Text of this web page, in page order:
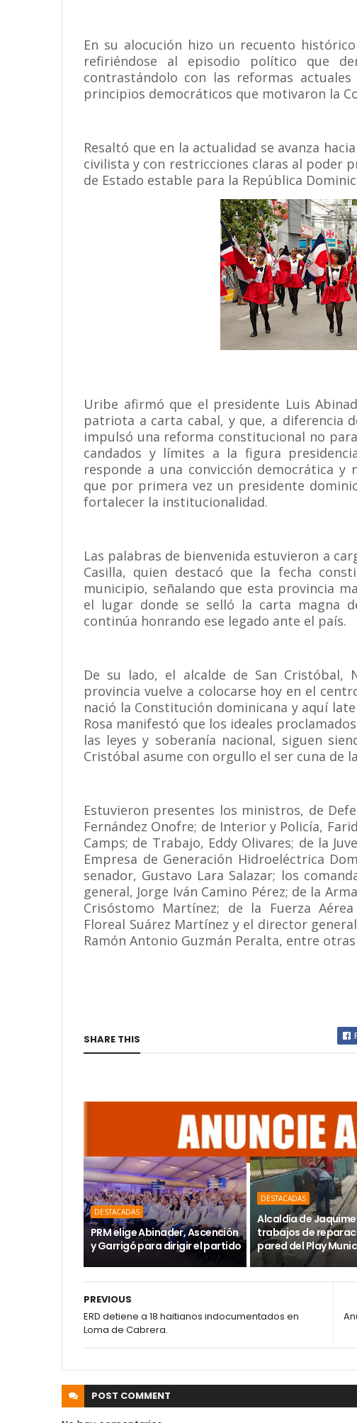
En su alocución hizo un recuento
refiriéndose al episodio político que
contrastándolo con las reformas
principios democráticos que motivaron la
Resaltó que en la actualidad se avanza
civilista y con restricciones claras al poder
de Estado estable para la República
Uribe afirmó que el presidente Luis
patriota a carta cabal, y que, a diferencia
impulsó una reforma constitucional no
candados y límites a la figura
responde a una convicción democrática
que por primera vez un presidente
fortalecer la institucionalidad.
Las palabras de bienvenida estuvieron a
Casilla, quien destacó que la fecha
municipio, señalando que esta provincia
el lugar donde se selló la carta magna
continúa honrando ese legado ante el país.
De su lado, el alcalde de San Cristóbal,
provincia vuelve a colocarse hoy en el
nació la Constitución dominicana y aquí
Rosa manifestó que los ideales
las leyes y soberanía nacional, siguen
Cristóbal asume con orgullo el ser cuna de
Estuvieron presentes los ministros, de
Fernández Onofre; de Interior y Policía,
Camps; de Trabajo, Eddy Olivares; de la
Empresa de Generación Hidroeléctrica
senador, Gustavo Lara Salazar; los
general, Jorge Iván Camino Pérez; de la
Crisóstomo Martínez; de la Fuerza
Floreal Suárez Martínez y el director
Ramón Antonio Guzmán Peralta, entre
SHARE THIS
DESTACADAS
PRM elige Abinader, Ascención
y Garrigó para dirigir el partido
DESTACADAS
Alcaldía de
trabajos de
pared del Play
PREVIOUS
ERD detiene a 18 haitianos indocumentados en
Loma de Cabrera.
POST COMMENT